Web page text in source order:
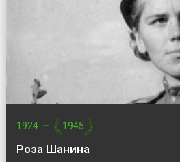
1924 — 1945
Роза Шанина